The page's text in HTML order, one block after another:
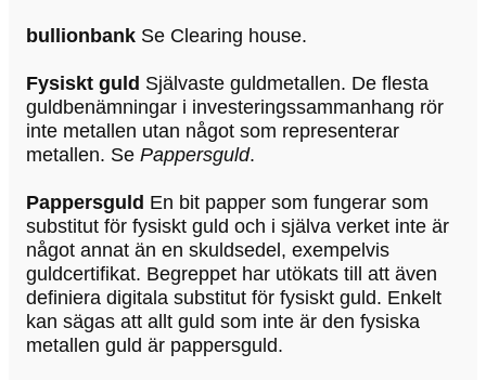
bullionbank Se Clearing house.
Fysiskt guld Självaste guldmetallen. De flesta
guldbenämningar i investeringssammanhang rör
inte metallen utan något som representerar
metallen. Se Pappersguld.
Pappersguld En bit papper som fungerar som
substitut för fysiskt guld och i själva verket inte är
något annat än en skuldsedel, exempelvis
guldcertifikat. Begreppet har utökats till att även
definiera digitala substitut för fysiskt guld. Enkelt
kan sägas att allt guld som inte är den fysiska
metallen guld är pappersguld.